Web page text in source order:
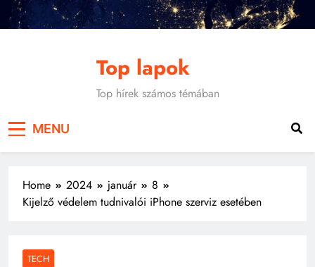
Skip
Top lapok
Top hírek számos témában
MENU
Home 2024 január
8
Kijelző védelem tudnivalói iPhone szerviz esetében
TECH